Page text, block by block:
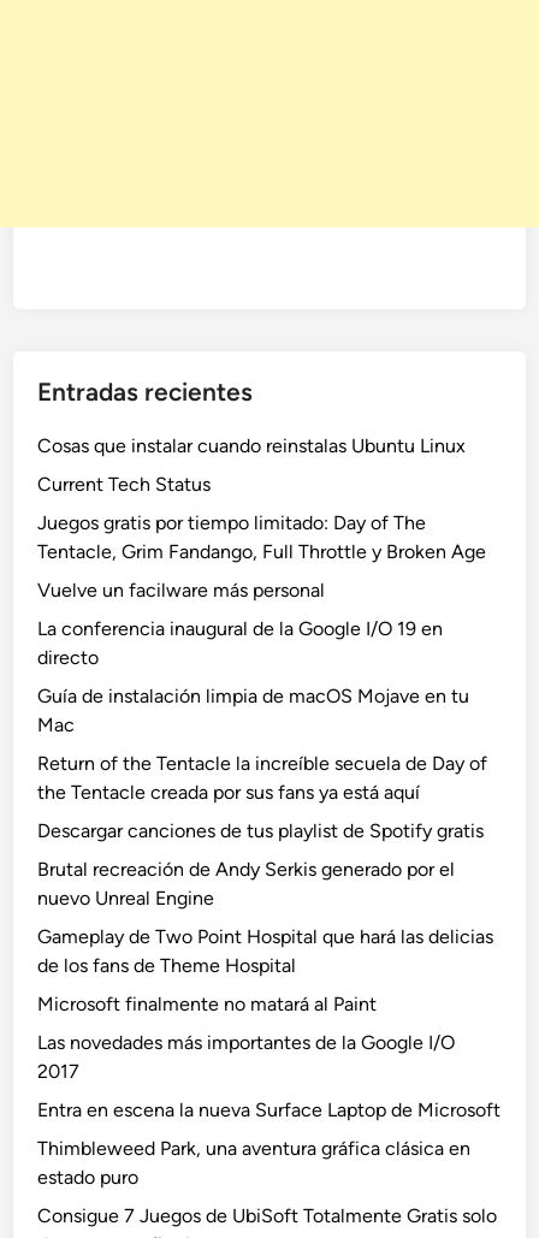
Entradas recientes
Cosas que instalar cuando reinstalas Ubuntu Linux
Current Tech Status
Juegos gratis por tiempo limitado: Day of The
Tentacle, Grim Fandango, Full Throttle y Broken Age
Vuelve un facilware más personal
La conferencia inaugural de la Google I/O 19 en
directo
Guía de instalación limpia de macOS Mojave en tu
Mac
Return of the Tentacle la increíble secuela de Day of
the Tentacle creada por sus fans ya está aquí
Descargar canciones de tus playlist de Spotify gratis
Brutal recreación de Andy Serkis generado por el
nuevo Unreal Engine
Gameplay de Two Point Hospital que hará las delicias
de los fans de Theme Hospital
Microsoft finalmente no matará al Paint
Las novedades más importantes de la Google I/O
2017
Entra en escena la nueva Surface Laptop de Microsoft
Thimbleweed Park, una aventura gráfica clásica en
estado puro
Consigue 7 Juegos de UbiSoft Totalmente Gratis solo